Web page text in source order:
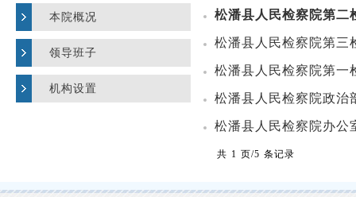
本院概况
领导班子
机构设置
松潘县人民检察院第二
松潘县人民检察院第三
松潘县人民检察院第一
松潘县人民检察院政治
松潘县人民检察院办公
共 1 页/5 条记录